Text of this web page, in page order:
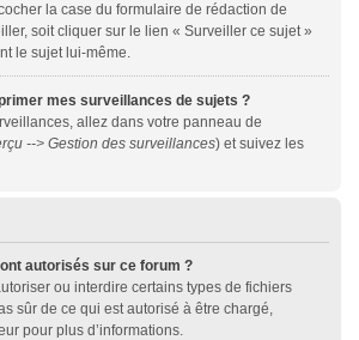
la case du formulaire de rédaction de
soit cliquer sur le lien « Surveiller ce sujet »
le sujet lui-même.
mes surveillances de sujets ?
allez dans votre panneau de
--> Gestion des surveillances) et suivez les
autorisés sur ce forum ?
ou interdire certains types de fichiers
sûr de ce qui est autorisé à être chargé,
pour plus d’informations.